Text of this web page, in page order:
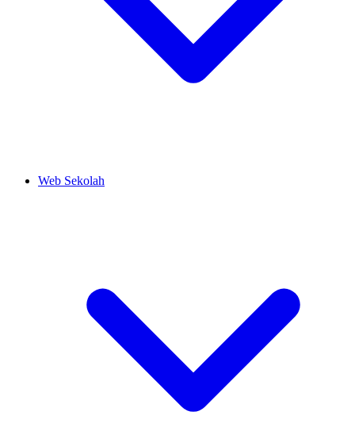
Web Sekolah